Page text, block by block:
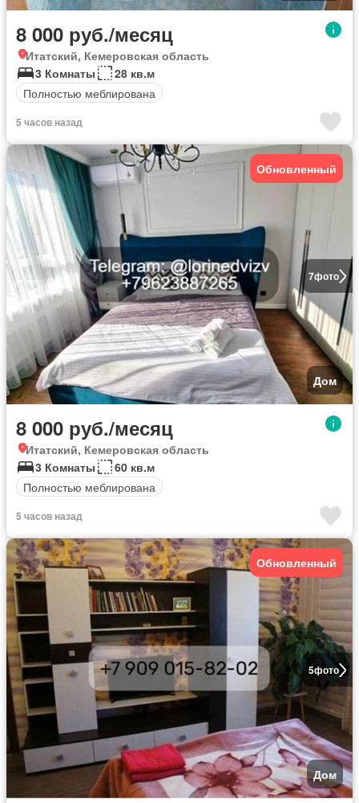
8 000 руб./месяц
Итатский, Кемеровская область
3 Комнаты
28 кв.м
Полностью меблирована
5 часов назад
7фото
Обновленный
Дом
8 000 руб./месяц
Итатский, Кемеровская область
3 Комнаты
60 кв.м
Полностью меблирована
5 часов назад
5фото
Обновленный
Дом